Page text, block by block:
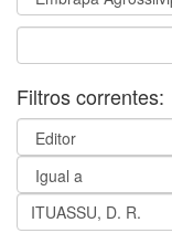
Filtros correntes: